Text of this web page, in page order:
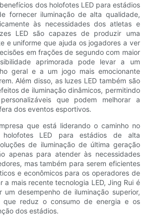
dos holofotes LED para estádios
fornecer iluminação de alta qualidade,
às necessidades dos atletas e
LED são capazes de produzir uma
e uniforme que ajuda os jogadores a ver
em frações de segundo com maior
aprimorada pode levar a um
geral e a um jogo mais emocionante
Além disso, as luzes LED também são
de iluminação dinâmicos, permitindo
​​que podem melhorar a
dos eventos esportivos.
que está liderando o caminho no
holofotes LED para estádios de alta
de iluminação de última geração
apenas para atender às necessidades
mas também para serem eficientes
e econômicos para os operadores de
a mais recente tecnologia LED, Jing Rui é
desempenho de iluminação superior,
que reduz o consumo de energia e os
dos estádios.